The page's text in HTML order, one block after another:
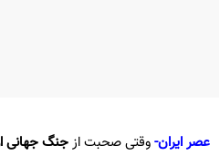
عصر ایران-وقتی صحبت ازجنگ جهانی